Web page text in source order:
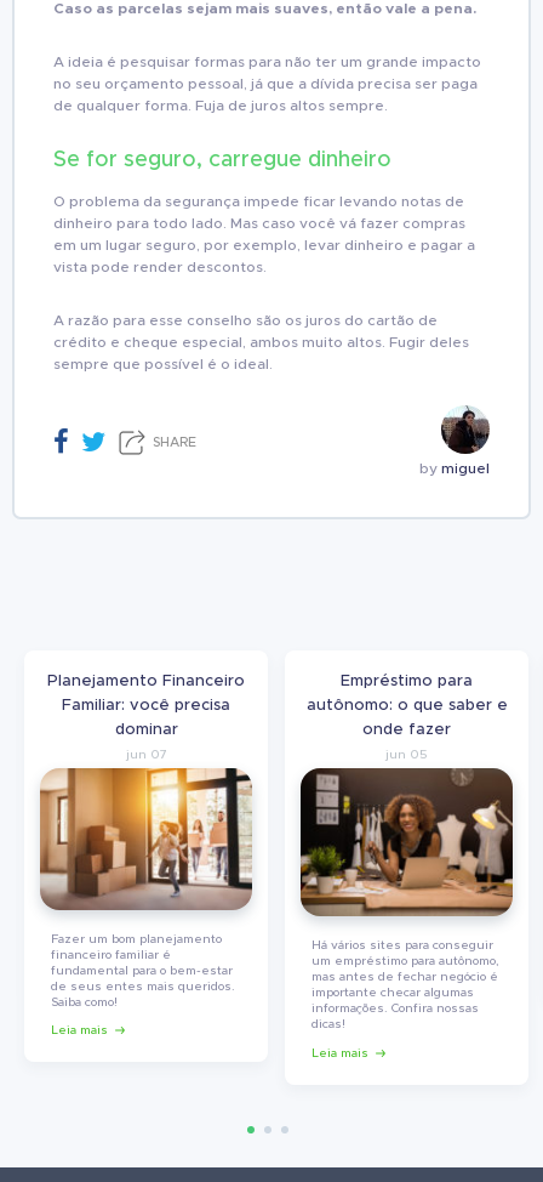
Caso as parcelas sejam mais suaves, então vale a pena.
A ideia é pesquisar formas para não ter um grande impacto
no seu orçamento pessoal, já que a dívida precisa ser paga
de qualquer forma. Fuja de juros altos sempre.
Se for seguro, carregue dinheiro
O problema da segurança impede ficar levando notas de
dinheiro para todo lado. Mas caso você vá fazer compras
em um lugar seguro, por exemplo, levar dinheiro e pagar a
vista pode render descontos.
A razão para esse conselho são os juros do cartão de
crédito e cheque especial, ambos muito altos. Fugir deles
sempre que possível é o ideal.
SHARE
by miguel
Planejamento Financeiro
Familiar: você precisa
dominar
jun 07
Fazer um bom planejamento
financeiro familiar é
fundamental para o bem-estar
de seus entes mais queridos.
Saiba como!
Leia mais
Empréstimo para
autônomo: o que saber e
onde fazer
jun 05
Há vários sites para conseguir
um empréstimo para autônomo,
mas antes de fechar negócio é
importante checar algumas
informações. Confira nossas
dicas!
Leia mais